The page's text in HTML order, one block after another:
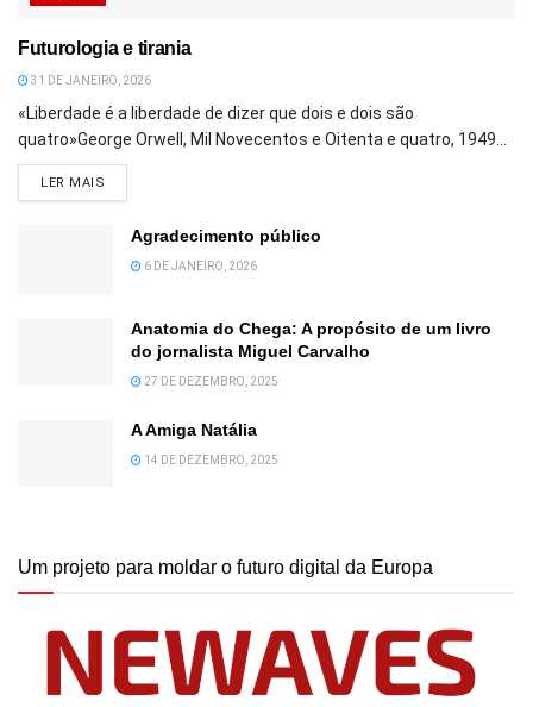
Futurologia e tirania
31 DE JANEIRO, 2026
«Liberdade é a liberdade de dizer que dois e dois são
quatro»George Orwell, Mil Novecentos e Oitenta e quatro, 1949...
LER MAIS
Agradecimento público
6 DE JANEIRO, 2026
Anatomia do Chega: A propósito de um livro
do jornalista Miguel Carvalho
27 DE DEZEMBRO, 2025
A Amiga Natália
14 DE DEZEMBRO, 2025
Um projeto para moldar o futuro digital da Europa